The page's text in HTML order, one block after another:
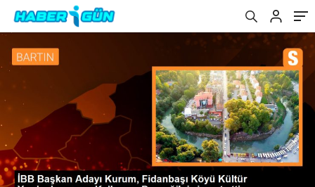
ziyaret etti
toplum temsilcileriyle buluştu